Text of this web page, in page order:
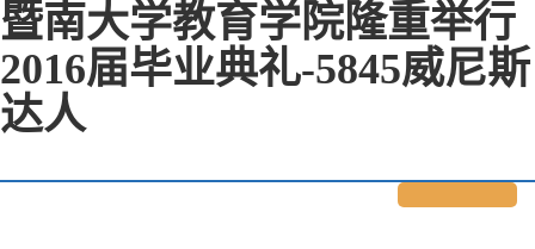
暨南大学教育学院隆重举行
2016届毕业典礼-5845威尼斯
达人